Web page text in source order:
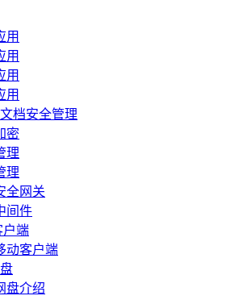
用
用
用
用
档安全管理
密
理
理
全网关
间件
户端
动客户端
盘介绍